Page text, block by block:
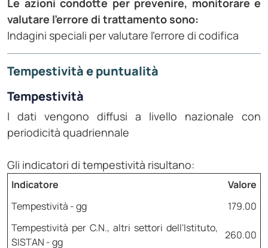
Le azioni condotte per prevenire, monitorare e
valutare l'errore di trattamento sono:
Indagini speciali per valutare l'errore di codifica
Tempestività e puntualità
Tempestività
I dati vengono diffusi a livello nazionale con
periodicità quadriennale
Gli indicatori di tempestività risultano:
Indicatore
Valore
Tempestività - gg
179.00
Tempestività per C.N., altri settori dell'Istituto,
SISTAN - gg
260.00